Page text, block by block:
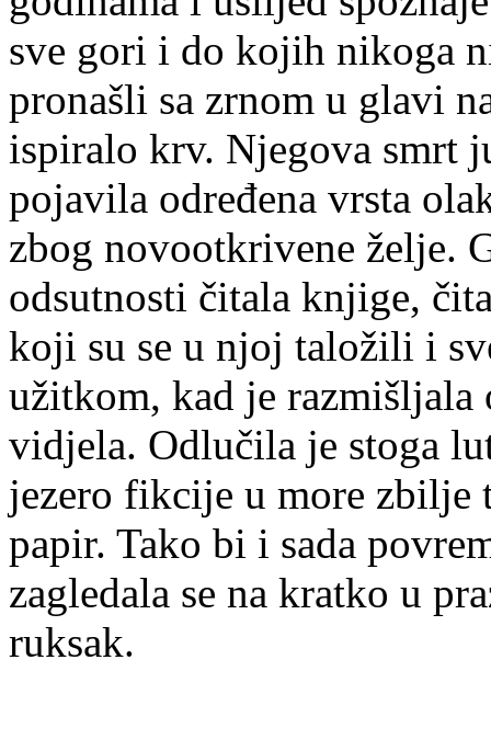
sve gori i do kojih nikoga
pronašli sa zrnom u glavi
ispiralo krv. Njegova smrt
pojavila određena vrsta
zbog novootkrivene želje.
odsutnosti čitala knjige,
koji su se u njoj taložili i
užitkom, kad je
vidjela. Odlučila je stoga
jezero fikcije u more zbilje
papir. Tako bi i sada
zagledala se na kratko u
ruksak.